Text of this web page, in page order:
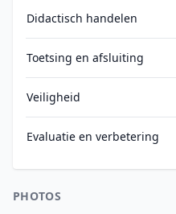
Didactisch handelen
Toetsing en afsluiting
Veiligheid
Evaluatie en verbetering
PHOTOS